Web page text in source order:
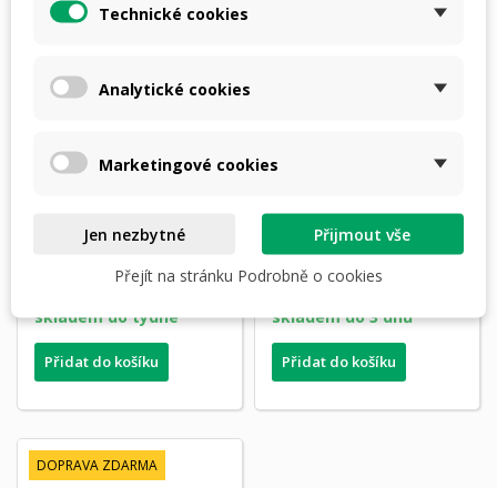
Nocpix,...
8 360,00 Kč
skladem do týdne
Přidat do košíku
montáž na blaser s
kroužky
10 490,00 Kč
skladem do 3 dnů
Přidat do košíku
DOPRAVA ZDARMA
Technické cookies
Analytické cookies
Marketingové cookies
Jen nezbytné
Přijmout vše
Přejít na stránku Podrobně o cookies